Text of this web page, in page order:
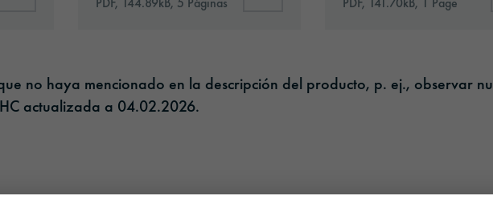
no haya mencionado en la descripción del producto, p. ej., observar
actualizada a 04.02.2026.​